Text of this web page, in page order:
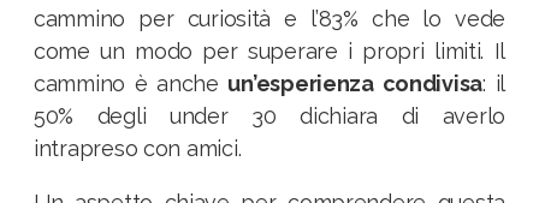
cammino per curiosità e l’83% che lo vede
come un modo per superare i propri limiti. Il
cammino è anche un’esperienza condivisa: il
50% degli under 30 dichiara di averlo
intrapreso con amici.